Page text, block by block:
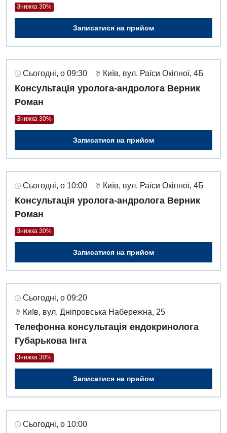
Знижка 30%
Записатися на прийом
Сьогодні, о 09:30 Київ, вул. Раїси Окіпної, 4Б
Консультація уролога-андролога Верник
Роман
Знижка 30%
Записатися на прийом
Сьогодні, о 10:00 Київ, вул. Раїси Окіпної, 4Б
Консультація уролога-андролога Верник
Роман
Знижка 30%
Записатися на прийом
Сьогодні, о 09:20
Київ, вул. Дніпровська Набережна, 25
Телефонна консультація ендокринолога
Губарькова Інга
Знижка 30%
Записатися на прийом
Сьогодні, о 10:00